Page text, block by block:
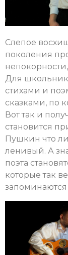
Слепое
поколения
Для
стихами и
сказками, по
Вот так и
становится
Пушкин что
ленивый. А
поэта
которые так